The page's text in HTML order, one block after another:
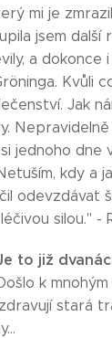
mi je
jsem další
a dokonce
Kvůli
Jak
jednoho dne
kdy a
odevzdávat
silou." -
to již
k
stará